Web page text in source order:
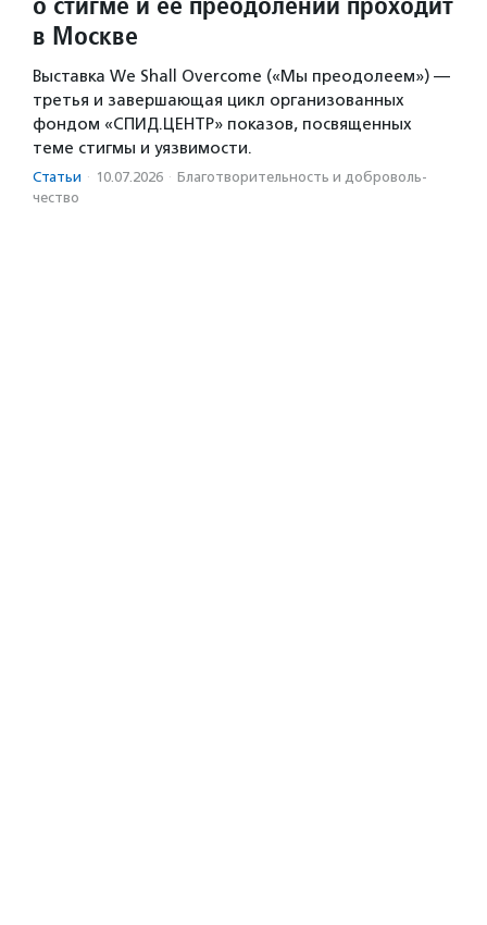
в Москве
Выставка We Shall Overcome («Мы преодолеем») —
третья и завершающая цикл организованных
фондом «СПИД.ЦЕНТР» показов, посвященных
теме стигмы и уязвимости.
Статьи · 10.07.2026 · Благотвори­тель­ность и доброволь­
чест­во